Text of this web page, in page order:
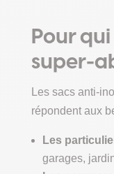
Pour
super-
Les sacs anti-
répondent aux
Les
garages,